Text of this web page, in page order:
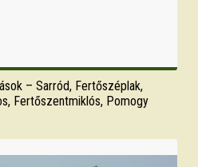
– Sarród, Fertőszéplak,
Fertőszentmiklós, Pomogy